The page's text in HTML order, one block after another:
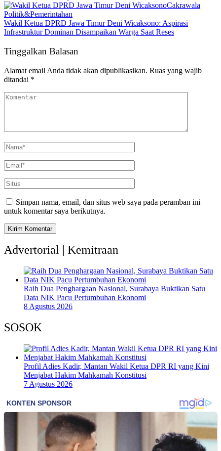
Cakrawala
Politik&Pemerintahan
Wakil Ketua DPRD Jawa Timur Deni Wicaksono: Aspirasi
Infrastruktur Dominan Disampaikan Warga Saat Reses
Tinggalkan Balasan
Alamat email Anda tidak akan dipublikasikan. Ruas yang wajib
ditandai *
Simpan nama, email, dan situs web saya pada peramban ini
untuk komentar saya berikutnya.
Advertorial | Kemitraan
Raih Dua Penghargaan Nasional, Surabaya Buktikan Satu
Data NIK Pacu Pertumbuhan Ekonomi
8 Agustus 2026
SOSOK
Profil Adies Kadir, Mantan Wakil Ketua DPR RI yang Kini
Menjabat Hakim Mahkamah Konstitusi
7 Agustus 2026